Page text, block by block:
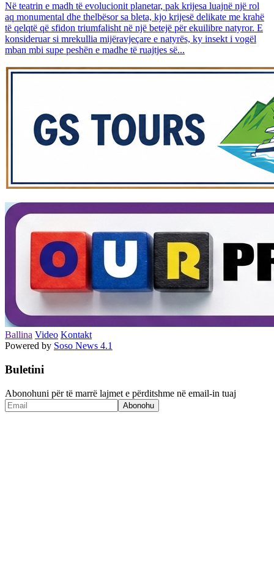
Në teatrin e madh të evolucionit planetar, pak krijesa luajnë një rol
aq monumental dhe thelbësor sa bleta, kjo krijesë delikate me krahë
të qelqtë që sfidon triumfalisht në një betejë për ekuilibre natyror. E
konsideruar si mrekullia mijëravjeçare e natyrës, ky insekt i vogël
mban mbi supe peshën e madhe të ruajtjes së...
Ballina Video Kontakt
Powered by Soso News 4.1
Buletini
Abonohuni për të marrë lajmet e përditshme në email-in tuaj
Abonohu